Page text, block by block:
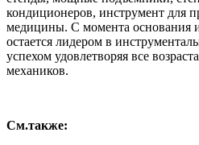
кондиционеров, инструмент для
медицины. С момента основания
остается лидером в
успехом удовлетворяя все
механиков.
См.также: